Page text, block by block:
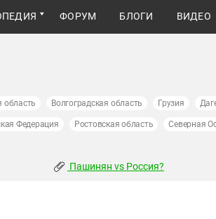
ФОРУМ БЛОГИ ВИДЕО
область Волгоградская область Грузия
Федерация Ростовская область Северная
Пашинян vs Россия?